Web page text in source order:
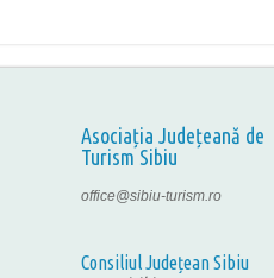
Asociația Județeană de
Turism Sibiu
office@sibiu-turism.ro
Consiliul Județean Sibiu